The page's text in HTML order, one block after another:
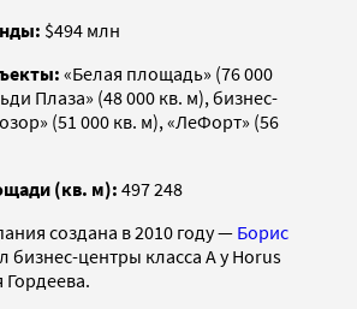
$494 млн
«Белая площадь» (76 000
Плаза» (48 000 кв. м), бизнес-
(51 000 кв. м), «ЛеФорт» (56
(кв. м): 497 248
создана в 2010 году — Борис
бизнес-центры класса А у Horus
Гордеева.